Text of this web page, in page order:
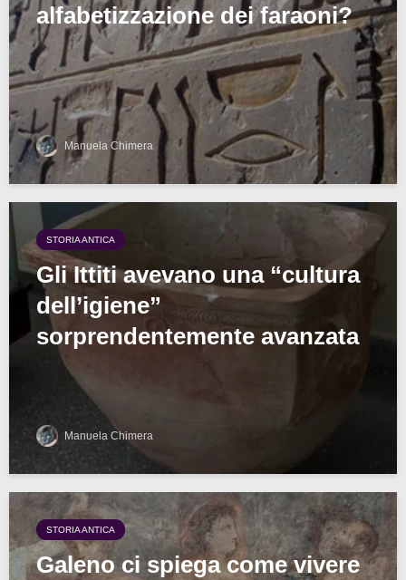
alfabetizzazione dei faraoni?
Manuela Chimera
STORIA ANTICA
Gli Ittiti avevano una “cultura
dell’igiene”
sorprendentemente avanzata
Manuela Chimera
STORIA ANTICA
Galeno ci spiega come vivere